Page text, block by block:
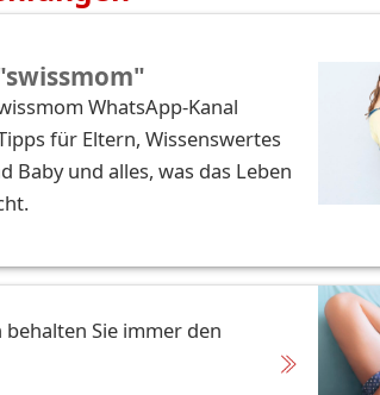
WhatsApp-Kanal
für Eltern, Wissenswertes
Baby und alles, was das Leben
Sie immer den